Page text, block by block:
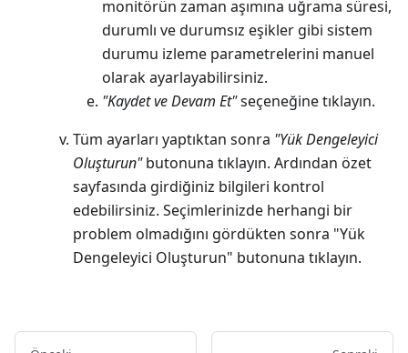
monitörün zaman aşımına uğrama süresi,
durumlı ve durumsız eşikler gibi sistem
durumu izleme parametrelerini manuel
olarak ayarlayabilirsiniz.
"Kaydet ve Devam Et"seçeneğine tıklayın.
Tüm ayarları yaptıktan sonra "Yük Dengeleyici
Oluşturun"butonuna tıklayın. Ardından özet
sayfasında girdiğiniz bilgileri kontrol
edebilirsiniz. Seçimlerinizde herhangi bir
problem olmadığını gördükten sonra "Yük
Dengeleyici Oluşturun" butonuna tıklayın.